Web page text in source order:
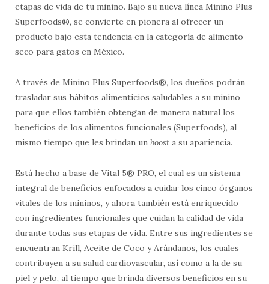
etapas de vida de tu minino. Bajo su nueva línea Minino Plus
Superfoods®, se convierte en pionera al ofrecer un
producto bajo esta tendencia en la categoría de alimento
seco para gatos en México.
A través de Minino Plus Superfoods®, los dueños podrán
trasladar sus hábitos alimenticios saludables a su minino
para que ellos también obtengan de manera natural los
beneficios de los alimentos funcionales (Superfoods), al
mismo tiempo que les brindan un boost a su apariencia.
Está hecho a base de Vital 5® PRO, el cual es un sistema
integral de beneficios enfocados a cuidar los cinco órganos
vitales de los mininos, y ahora también está enriquecido
con ingredientes funcionales que cuidan la calidad de vida
durante todas sus etapas de vida. Entre sus ingredientes se
encuentran Krill, Aceite de Coco y Arándanos, los cuales
contribuyen a su salud cardiovascular, así como a la de su
piel y pelo, al tiempo que brinda diversos beneficios en su